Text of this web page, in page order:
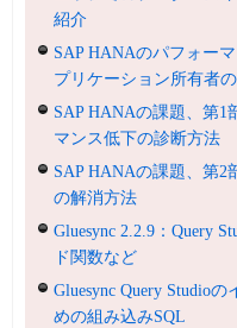
紹介
SAP HANAのパフォー
プリケーション所有者
SAP HANAの課題、第
マンス低下の診断方法
SAP HANAの課題、第
の解消方法
Gluesync 2.2.9：Query
ド関数など
Gluesync Query Studio
めの組み込みSQL